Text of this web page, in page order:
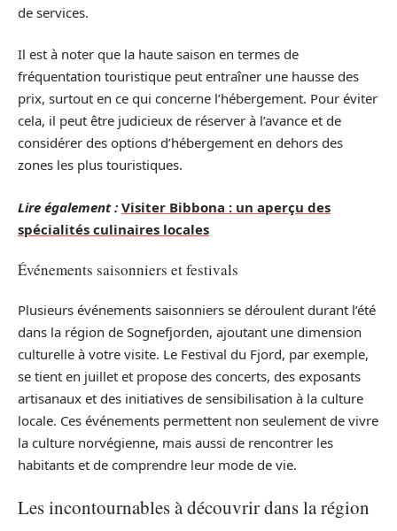
de services.
Il est à noter que la haute saison en termes de
fréquentation touristique peut entraîner une hausse des
prix, surtout en ce qui concerne l’hébergement. Pour éviter
cela, il peut être judicieux de réserver à l’avance et de
considérer des options d’hébergement en dehors des
zones les plus touristiques.
Lire également : Visiter Bibbona : un aperçu des
spécialités culinaires locales
Événements saisonniers et festivals
Plusieurs événements saisonniers se déroulent durant l’été
dans la région de Sognefjorden, ajoutant une dimension
culturelle à votre visite. Le Festival du Fjord, par exemple,
se tient en juillet et propose des concerts, des exposants
artisanaux et des initiatives de sensibilisation à la culture
locale. Ces événements permettent non seulement de vivre
la culture norvégienne, mais aussi de rencontrer les
habitants et de comprendre leur mode de vie.
Les incontournables à découvrir dans la région